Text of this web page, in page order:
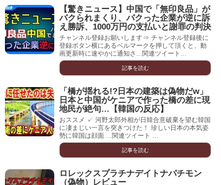
【驚きニュース】中国で「無印良品」が
パクられまくり、パクった企業が逆に訴
え勝訴、1000万円の支払いと謝罪の判決
チャンネル登録お願いします⇒ チャンネル登録後に
登録ボタン横にあるベルマークを押して頂くと、動
画更新時に速やかに通知さ...関連ツイート...
記事を読む
「橋が揺れる!?日本の建築は偽物だw」
日本と中国がケニアで作った橋の差に現
地民が絶句…【韓国の反応】
おススメ ✓ 河野太郎外相が日韓合意破棄を望む韓国
に凄まじい一言を突きつけた！ 珍しい日本の本気姿
勢に韓国は顔面 ...関連ツイート ...
記事を読む
ロレックスプラチナデイトナパチモン
（偽物）レビュー